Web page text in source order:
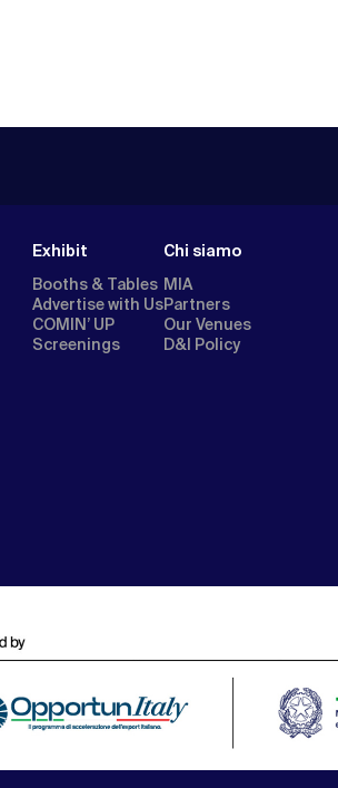
Exhibit
Booths & Tables
Advertise with Us
COMIN’ UP
Screenings
Chi siamo
MIA
Partners
Our Venues
D&I Policy